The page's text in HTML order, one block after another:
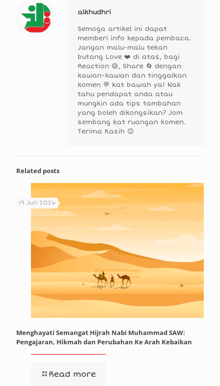
alkhudhri
Semoga artikel ini dapat
memberi info kepada pembaca.
Jangan malu-malu tekan
butang Love ❤️ di atas, bagi
Reaction 😄, Share 🔄 dengan
kawan-kawan dan tinggalkan
komen 💬 kat bawah ya! Nak
tahu pendapat anda atau
mungkin ada tips tambahan
yang boleh dikongsikan? Jom
sembang kat ruangan komen.
Terima Kasih 😊
Related posts
19 Jun 2026
Menghayati Semangat Hijrah Nabi Muhammad SAW:
Pengajaran, Hikmah dan Perubahan Ke Arah Kebaikan
Read more